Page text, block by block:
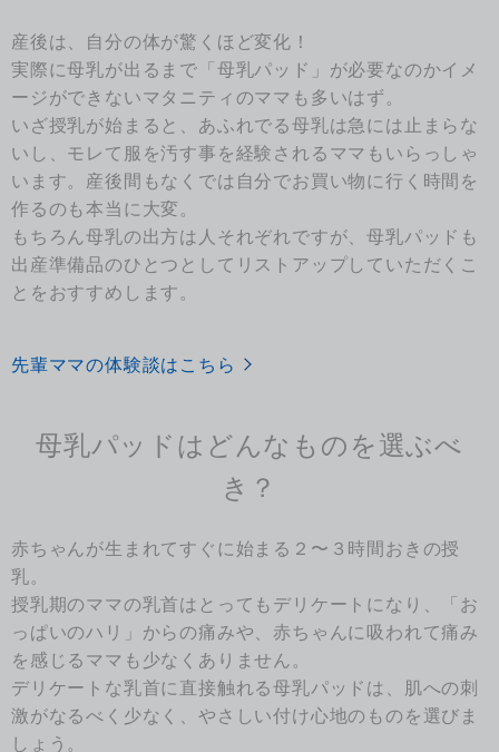
産後は、自分の体が驚くほど変化！
実際に母乳が出るまで「母乳パッド」が必要なのかイメ
ージができないマタニティのママも多いはず。
いざ授乳が始まると、あふれでる母乳は急には止まらな
いし、モレて服を汚す事を経験されるママもいらっしゃ
います。産後間もなくでは自分でお買い物に行く時間を
作るのも本当に大変。
もちろん母乳の出方は人それぞれですが、母乳パッドも
出産準備品のひとつとしてリストアップしていただくこ
とをおすすめします。
先輩ママの体験談はこちら
母乳パッドはどんなものを選ぶべ
き？
赤ちゃんが生まれてすぐに始まる２〜３時間おきの授
乳。
授乳期のママの乳首はとってもデリケートになり、「お
っぱいのハリ」からの痛みや、赤ちゃんに吸われて痛み
を感じるママも少なくありません。
デリケートな乳首に直接触れる母乳パッドは、肌への刺
激がなるべく少なく、やさしい付け心地のものを選びま
しょう。